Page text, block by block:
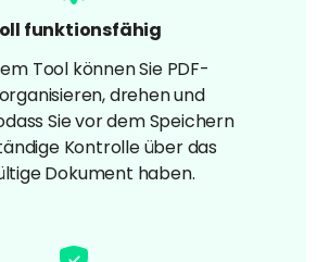
funktionsfähig
Tool können Sie PDF-
drehen und
Sie vor dem Speichern
Kontrolle über das
Dokument haben.